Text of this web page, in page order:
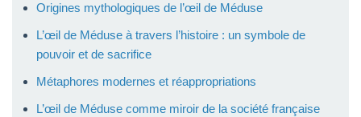
Origines mythologiques de l’œil de Méduse
L’œil de Méduse à travers l’histoire : un symbole de
pouvoir et de sacrifice
Métaphores modernes et réappropriations
L’œil de Méduse comme miroir de la société française